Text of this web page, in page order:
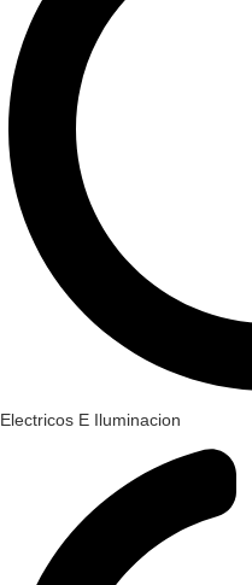
Electricos E Iluminacion